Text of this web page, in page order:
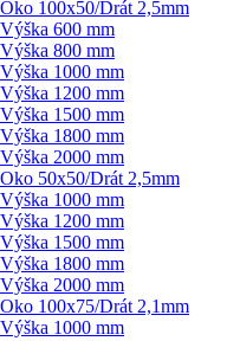
Oko 100x50/Drát 2,5mm
Výška 600 mm
Výška 800 mm
Výška 1000 mm
Výška 1200 mm
Výška 1500 mm
Výška 1800 mm
Výška 2000 mm
Oko 50x50/Drát 2,5mm
Výška 1000 mm
Výška 1200 mm
Výška 1500 mm
Výška 1800 mm
Výška 2000 mm
Oko 100x75/Drát 2,1mm
Výška 1000 mm